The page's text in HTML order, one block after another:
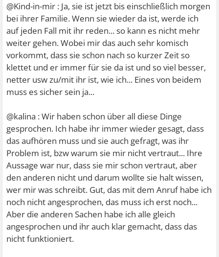
@Kind-in-mir : Ja, sie ist jetzt bis einschließlich morgen
bei ihrer Familie. Wenn sie wieder da ist, werde ich
auf jeden Fall mit ihr reden... so kann es nicht mehr
weiter gehen. Wobei mir das auch sehr komisch
vorkommt, dass sie schon nach so kurzer Zeit so
klettet und er immer für sie da ist und so viel besser,
netter usw zu/mit ihr ist, wie ich... Eines von beidem
muss es sicher sein ja...
@kalina : Wir haben schon über all diese Dinge
gesprochen. Ich habe ihr immer wieder gesagt, dass
das aufhören muss und sie auch gefragt, was ihr
Problem ist, bzw warum sie mir nicht vertraut... Ihre
Aussage war nur, dass sie mir schon vertraut, aber
den anderen nicht und darum wollte sie halt wissen,
wer mir was schreibt. Gut, das mit dem Anruf habe ich
noch nicht angesprochen, das muss ich erst noch...
Aber die anderen Sachen habe ich alle gleich
angesprochen und ihr auch klar gemacht, dass das
nicht funktioniert.